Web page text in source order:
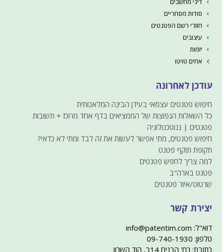
סודות מסחריים
חוזרי רשם הפטנטים
עיצובים
יזמות
אחים טויטו
עודכן לאחרונה
חיפוש פטנטים עצמאי בעידן הבינה המלאכותית
כל השאלות הנפוצות של הממציאים בדף אחד מרוכז + תשובות
פטנטים | ננוטכנולוגיה
חיפוש פטנטים, מתי אפשר לעשות את זה לבד ומתי לא כדאי?
תקופת תוקף פטנט
למה צריך לחפש פטנטים
פטנט בארה"ב
שרטוט/איור פטנטים
יצירת קשר
דוא"ל: info@patentim.com
טלפון: 09-740-1930
כתובת: רח' הבנים 14ב, הוד השרון